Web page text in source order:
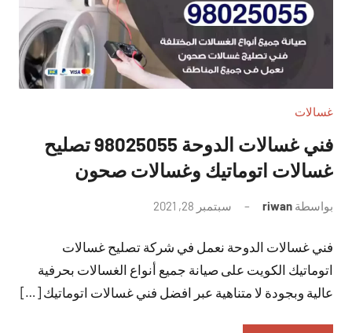
غسالات
فني غسالات الدوحة 98025055 تصليح
غسالات اتوماتيك وغسالات صحون
بواسطة riwan سبتمبر 28, 2021
تعليقات
فني غسالات الدوحة نعمل في شركة تصليح غسالات
اتوماتيك الكويت على صيانة جميع أنواع الغسالات بحرفية
عالية وبجودة لا متناهية عبر افضل فني غسالات اتوماتيك […]